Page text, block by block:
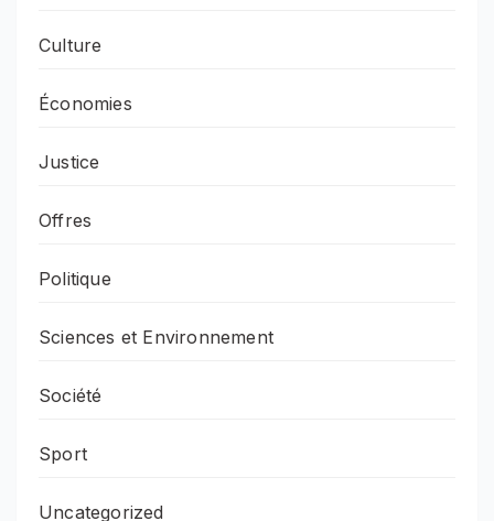
Culture
Économies
Justice
Offres
Politique
Sciences et Environnement
Société
Sport
Uncategorized